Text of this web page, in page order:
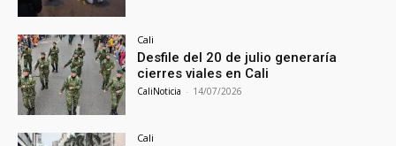
Cali
Desfile del 20 de julio generaría
cierres viales en Cali
CaliNoticia - 14/07/2026
Cali